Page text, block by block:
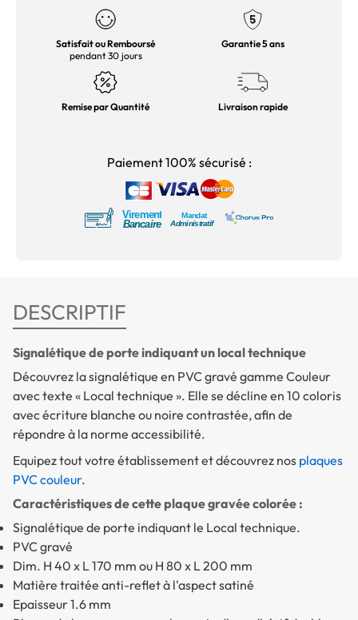
Satisfait ou Remboursé
pendant 30 jours
Garantie 5 ans
Remise par Quantité Livraison rapide
Paiement 100% sécurisé :
DESCRIPTIF
Signalétique de porte indiquant un local technique
Découvrez la signalétique en PVC gravé gamme Couleur
avec texte « Local technique ». Elle se décline en 10 coloris
avec écriture blanche ou noire contrastée, afin de
répondre à la norme accessibilité.
Equipez tout votre établissement et découvrez nos plaques
PVC couleur.
Caractéristiques de cette plaque gravée colorée :
Signalétique de porte indiquant le Local technique.
PVC gravé
Dim. H 40 x L 170 mm ou H 80 x L 200 mm
Matière traitée anti-reflet à l'aspect satiné
Epaisseur 1.6 mm